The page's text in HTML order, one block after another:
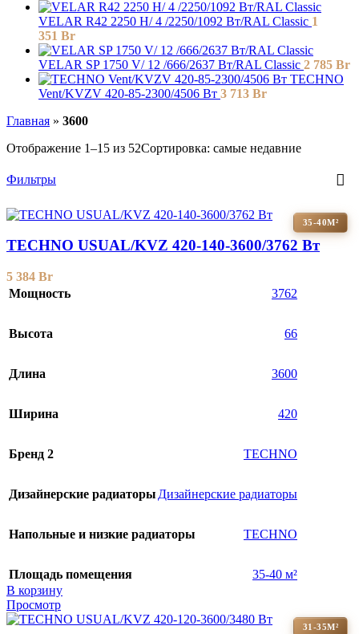
VELAR R42 2250 H/ 4 /2250/1092 Вт/RAL Classic 1
351 Br
VELAR SP 1750 V/ 12 /666/2637 Вт/RAL Classic 2 785 Br
TECHNO
Vent/KVZV 420-85-2300/4506 Вт 3 713 Br
Главная » 3600
Отображение 1–15 из 52Сортировка: самые недавние
Фильтры
35-40М²
TECHNO USUAL/KVZ 420-140-3600/3762 Вт
5 384 Br
Мощность
3762
Высота 66
Длина 3600
Ширина 420
Бренд 2 TECHNO
Дизайнерские радиаторы Дизайнерские радиаторы
Напольные и низкие радиаторы TECHNO
Площадь помещения
35-40 м²
В корзину
Просмотр
31-35М²